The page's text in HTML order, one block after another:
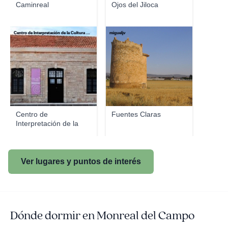
Caminreal Ojos del Jiloca
Centro de
Interpretación de la
Centro de Interpretación de la Cultura Romana
Fuentes Claras
migueljv
Ver lugares y puntos de interés
Dónde dormir en Monreal del Campo